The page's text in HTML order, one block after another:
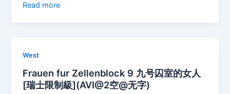
Read more
West
Frauen fur Zellenblock 9 九号囚室的女人
[瑞士限制級](AVI@2空@无字)